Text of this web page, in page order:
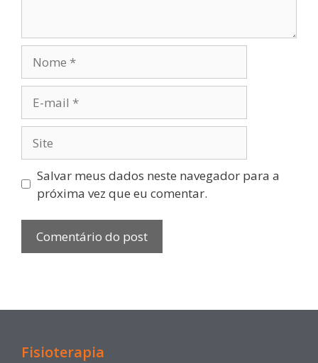
Salvar meus dados neste navegador para a
próxima vez que eu comentar.
Fisioterapia